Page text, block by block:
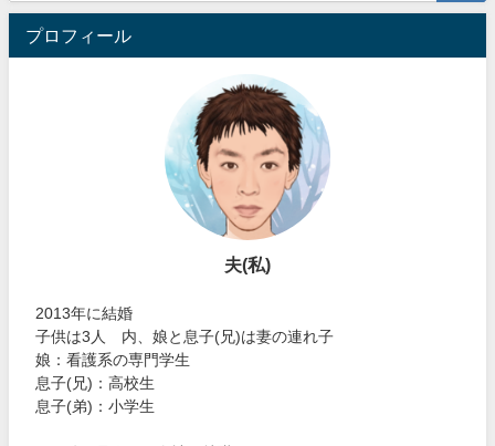
プロフィール
夫(私)
2013年に結婚
子供は3人 内、娘と息子(兄)は妻の連れ子
娘：看護系の専門学生
息子(兄)：高校生
息子(弟)：小学生